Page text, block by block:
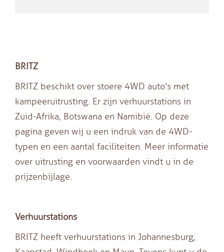
BRITZ
BRITZ beschikt over stoere 4WD auto’s met
kampeeruitrusting. Er zijn verhuurstations in
Zuid-Afrika, Botswana en Namibië. Op deze
pagina geven wij u een indruk van de 4WD-
typen en een aantal faciliteiten. Meer informatie
over uitrusting en voorwaarden vindt u in de
prijzenbijlage.
Verhuurstations
BRITZ heeft verhuurstations in Johannesburg,